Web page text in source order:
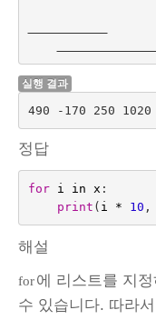
실행 결과
정답
for i in x :
print ( i * 10 ,
해설
for에 리스트를 지
수 있습니다. 따라서